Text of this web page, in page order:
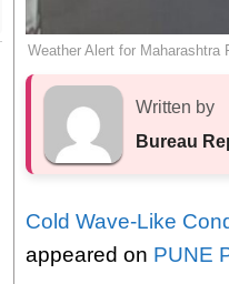
Weather Alert for
Written by
Bureau
Cold Wave-Like
appeared on PUNE